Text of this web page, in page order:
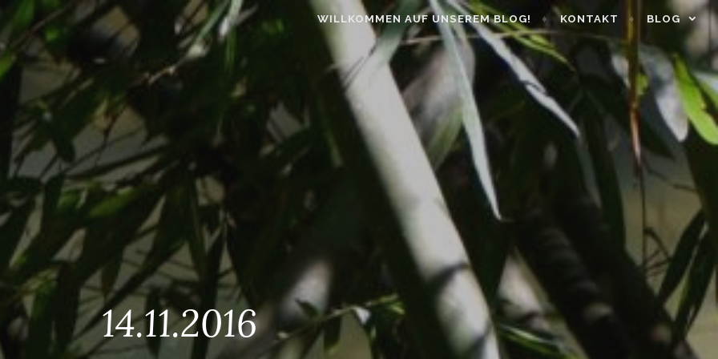
WILLKOMMEN AUF UNSEREM BLOG! KONTAKT BLOG
14.11.2016